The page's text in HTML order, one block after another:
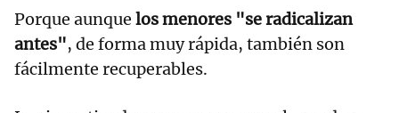
Porque aunque los menores "se radicalizan
antes", de forma muy rápida, también son
fácilmente recuperables.